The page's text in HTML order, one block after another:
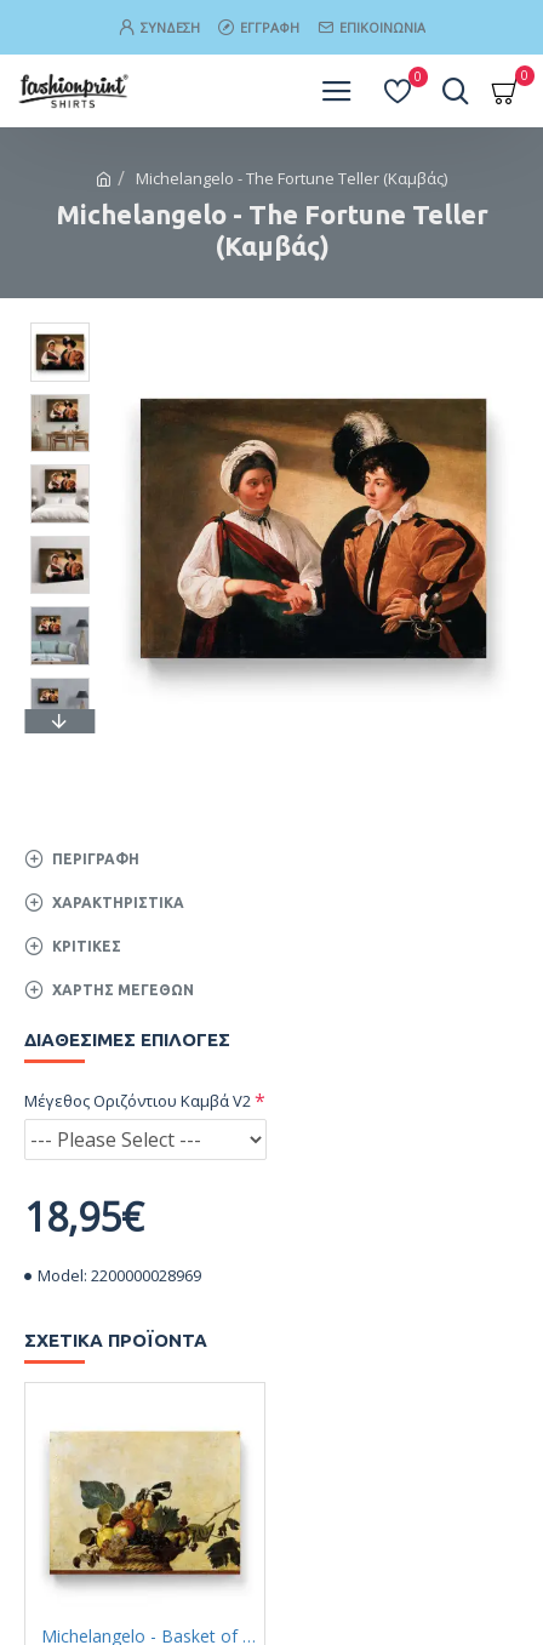
ΣΎΝΔΕΣΗ ΕΓΓΡΑΦΉ ΕΠΙΚΟΙΝΩΝΊΑ
0 0
Michelangelo - The Fortune Teller (Καμβάς)
Michelangelo - The Fortune Teller
(Καμβάς)
ΠΕΡΙΓΡΑΦΉ
ΧΑΡΑΚΤΗΡΙΣΤΙΚΆ
ΚΡΙΤΙΚΈΣ
ΧΆΡΤΗΣ ΜΕΓΕΘΏΝ
Model: 2200000028969
18,95€
ΔΙΑΘΈΣΙΜΕΣ ΕΠΙΛΟΓΈΣ
Μέγεθος Οριζόντιου Καμβά V2
ΣΧΕΤΙΚΆ ΠΡΟΪΌΝΤΑ
Michelangelo - Basket of fruit (Καμβάς)